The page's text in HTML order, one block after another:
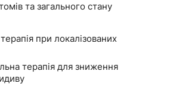
та загального стану
при локалізованих
терапія для зниження